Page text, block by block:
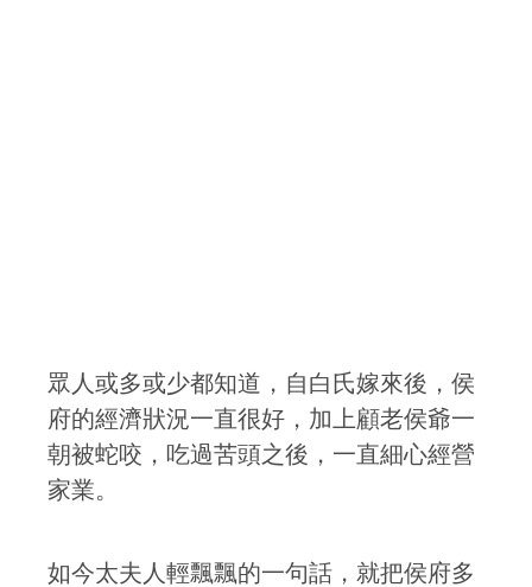
眾人或多或少都知道，自白氏嫁來後，侯
府的經濟狀況一直很好，加上顧老侯爺一
朝被蛇咬，吃過苦頭之後，一直細心經營
家業。
如今太夫人輕飄飄的一句話，就把侯府多